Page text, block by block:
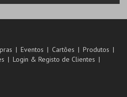
Eventos Cartões
Produtos
Login & Registo de Clientes